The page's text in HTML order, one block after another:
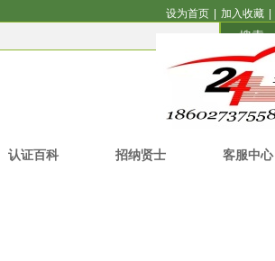
搜索
设为首页 加入收藏
认证百科 招纳贤士 客服中心